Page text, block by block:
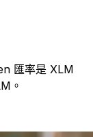
匯率是 XLM
。